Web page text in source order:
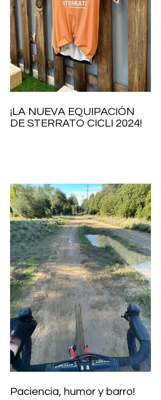
¡LA NUEVA EQUIPACIÓN
DE STERRATO CICLI 2024!
Paciencia, humor y barro!